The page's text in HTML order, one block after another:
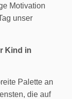
Motivation
unser
Kind in
Palette an
die auf